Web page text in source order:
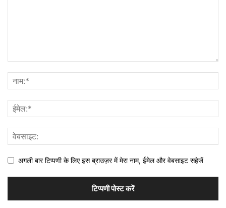
अगली बार टिप्पणी के लिए इस ब्राउज़र में मेरा नाम, ईमेल और वेबसाइट सहेजें